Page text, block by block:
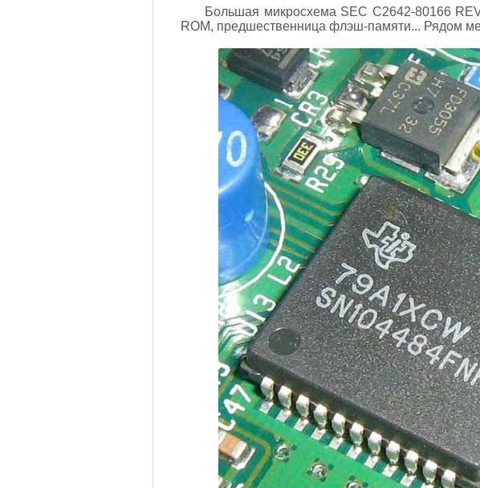
Большая микросхема SEC C2642-80166
ROM, предшественница флэш-памяти... Рядом